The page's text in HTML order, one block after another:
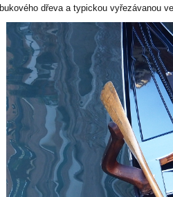
bukového dřeva a typickou vyřezávanou